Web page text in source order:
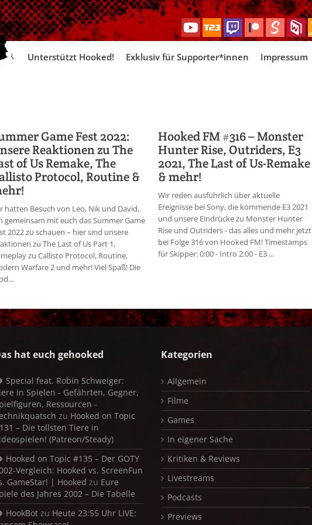
Skip
Unterstützt Hooked! Exklusiv für Supporter*innen Impressum
Game Fest 2022:
Reaktionen zu The
of Us Remake, The
Protocol, Routine &
hatten Besuch von Leo, Nik und David,
gemeinsam mit euch das Summer Game
2022 zu schauen – hier sind unsere
zu The Last of Us Part 1,
zu Callisto Protocol, Routine,
Warfare 2 und mehr! Viel Spaß! Die
Hooked FM #316 – Monster
Hunter Rise, Outriders, E3
2021, The Last of Us-Remake
& mehr!
Wir reden ausführlich über aktuelle
Ereignisse bei Sony, die kommende E3 2021
und unsere Eindrücke zu Monster Hunter
Rise und Outriders - das alles und mehr jetzt
bei Folge 316 von Hooked FM! Timestamps
für Skipper: 0:00 - Intro 2:00 - E3 ...
hat euch gehooked
Special feat. Robin Schweiger:
in Spielen - Gefährten, Gegner,
Ressourcen -
zu Hooked on Topic
– Die tollsten Tiere in
(Patreon/Steady)
Hooked on Topic #135 – Der GOTY
Vergleich: Hooked vs. ScreenFun
GameStar! | Hooked zu Eure
des Jahres 2002 – Die Tabelle
HookBot zu Heute 23:55 Uhr LIVE:
Kategorien
Allgemein
Filme
Games
In eigener Sache
Kritiken & Reviews
Livestreams
Podcasts
Previews